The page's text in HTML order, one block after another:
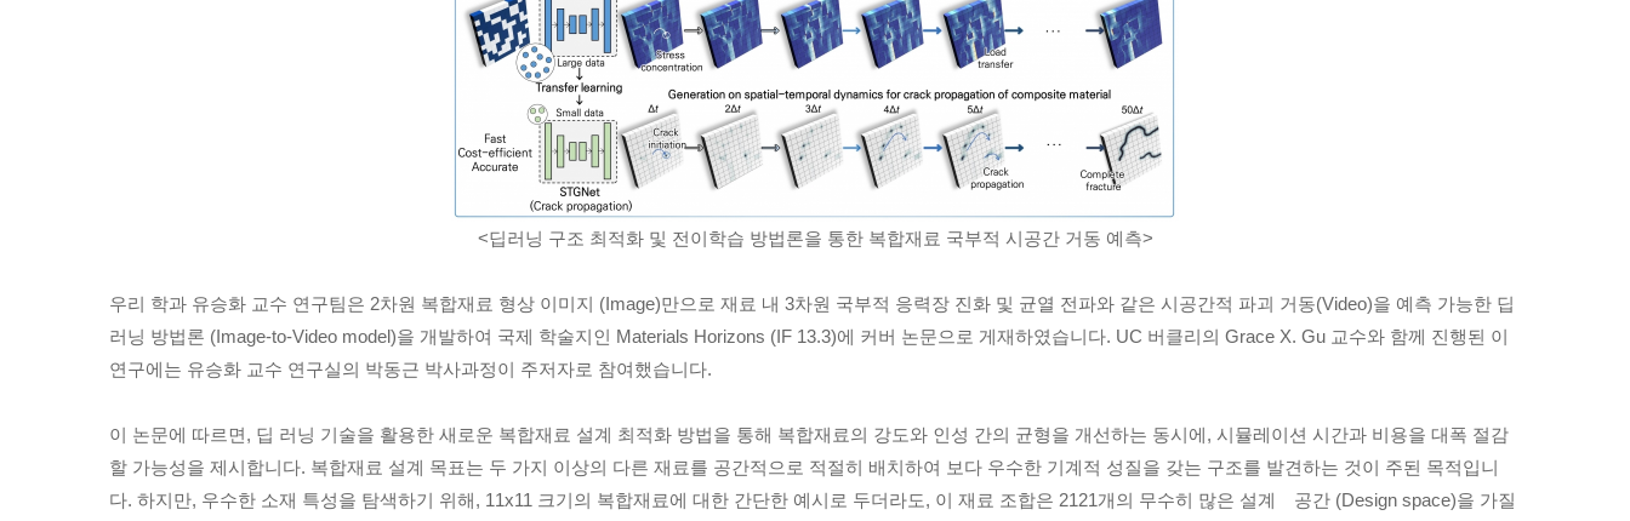
<딥러닝 구조 최적화 및 전이학습 방법론을 통한 복합재료 국부적 시공간 거동 예측>
우리 학과 유승화 교수 연구팀은 2차원 복합재료 형상 이미지 (Image)만으로 재료 내 3차원 국부적 응력장 진화 및 균열 전파와 같은 시공간적 파괴 거동(Video)을 예측 가능한 딥
러닝 방법론 (Image-to-Video model)을 개발하여 국제 학술지인 Materials Horizons (IF 13.3)에 커버 논문으로 게재하였습니다. UC 버클리의 Grace X. Gu 교수와 함께 진행된 이
연구에는 유승화 교수 연구실의 박동근 박사과정이 주저자로 참여했습니다.
이 논문에 따르면, 딥 러닝 기술을 활용한 새로운 복합재료 설계 최적화 방법을 통해 복합재료의 강도와 인성 간의 균형을 개선하는 동시에, 시뮬레이션 시간과 비용을 대폭 절감
할 가능성을 제시합니다. 복합재료 설계 목표는 두 가지 이상의 다른 재료를 공간적으로 적절히 배치하여 보다 우수한 기계적 성질을 갖는 구조를 발견하는 것이 주된 목적입니
다. 하지만, 우수한 소재 특성을 탐색하기 위해, 11x11 크기의 복합재료에 대한 간단한 예시로 두더라도, 이 재료 조합은 2121개의 무수히 많은 설계 공간 (Design space)을 가질